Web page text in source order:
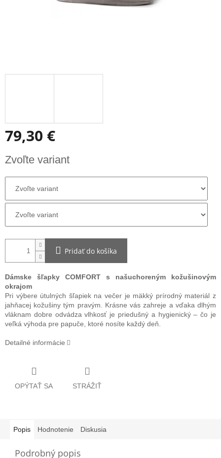
79,30 €
cena:
Zvoľte variant
Pridať do košíka
Dámske šľapky COMFORT s našuchoreným kožušinovým
okrajom
Pri výbere útulných šľapiek na večer je mäkký prírodný materiál z
jahňacej kožušiny tým pravým. Krásne vás zahreje a vďaka dlhým
vláknam dobre odvádza vlhkosť je priedušný a hygienický – čo je
veľká výhoda pre papuče, ktoré nosíte každý deň.
Detailné informácie
OPÝTAŤ SA STRÁŽIŤ
Popis Hodnotenie Diskusia
Podrobný popis